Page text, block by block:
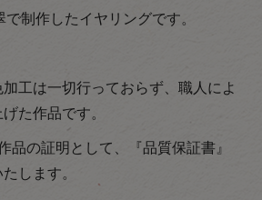
制作したイヤリングです。
工は一切行っておらず、職人によ
た作品です。
品の証明として、『品質保証書』
します。